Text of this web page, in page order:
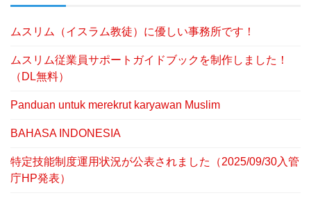
ムスリム（イスラム教徒）に優しい事務所です！
ムスリム従業員サポートガイドブックを制作しました！
（DL無料）
Panduan untuk merekrut karyawan Muslim
BAHASA INDONESIA
特定技能制度運用状況が公表されました（2025/09/30入管
庁HP発表）